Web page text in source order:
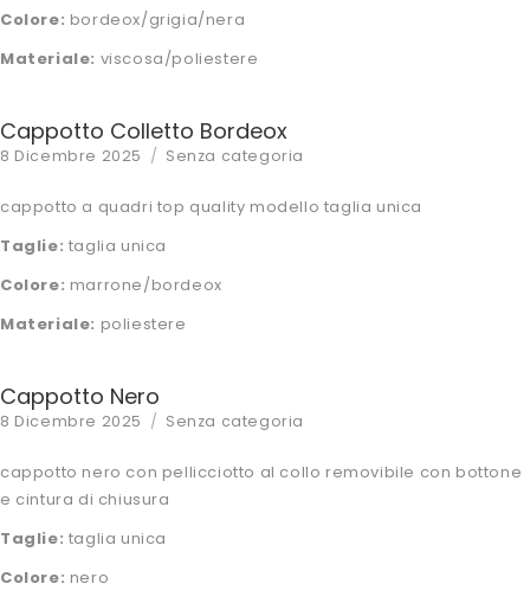
Colore: bordeox/grigia/nera
Materiale: viscosa/poliestere
Cappotto Colletto Bordeox
Posted
8 Dicembre 2025 Categories
Senza categoria
cappotto a quadri top quality modello taglia unica
Taglie: taglia unica
Colore: marrone/bordeox
Materiale: poliestere
Cappotto Nero
Posted
8 Dicembre 2025 Categories
Senza categoria
cappotto nero con pellicciotto al collo removibile con bottone
e cintura di chiusura
Taglie: taglia unica
Colore: nero